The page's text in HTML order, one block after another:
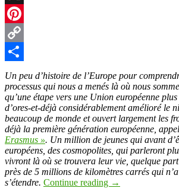
X
Pinterest
Copy
Link
Partager
Un peu d’histoire de l’Europe pour
processus qui nous a menés là où nous
qu’une étape vers une Union européenne
d’ores-et-déjà considérablement amélioré le
beaucoup de monde et ouvert largement les
déjà la première génération européenne,
Erasmus ». Un million de jeunes qui avant
européens, des cosmopolites, qui parleront
vivront là où se trouvera leur vie, quelque
près de 5 millions de kilomètres carrés qui
s’étendre. Continue reading →